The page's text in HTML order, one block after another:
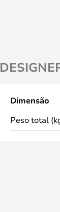
Dimensão
Peso total